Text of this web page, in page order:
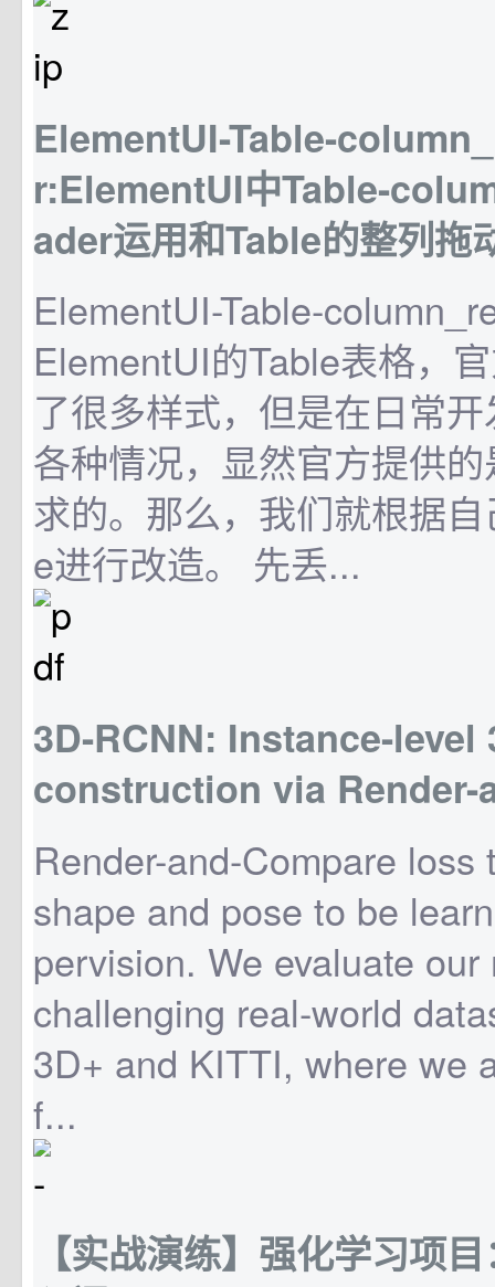
ElementUI-Table-
r:ElementUI中Table-
ader运用和Table的整列拖
ElementUI-Table-
ElementUI的Table表格，
了很多样式，但是在日常
各种情况，显然官方提供
求的。那么，我们就根据
e进行改造。 先丢...
3D-RCNN: Instance-level
construction via Render-
Render-and-Compare
shape and pose to be
pervision. We evaluate
challenging real-world
3D+ and KITTI, where we
f...
【实战演练】强化学习项